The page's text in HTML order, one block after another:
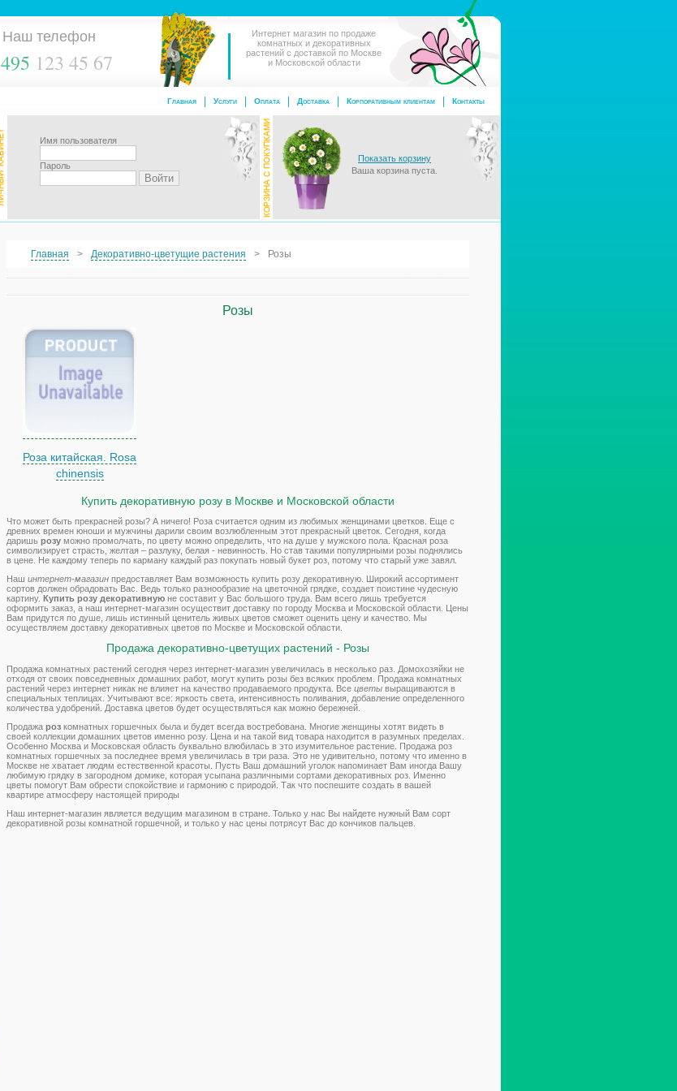
Наш телефон
495 123 45 67
Интернет магазин по продаже
комнатных и декоративных
растений с доставкой по Москве
и Московской области
Контакты
Корпоративным клиентам
Доставка
Оплата
Услуги
Главная
Имя пользователя
Пароль
Показать корзину
Ваша корзина пуста.
Главная Декоративно-цветущие растения Розы
Розы
Роза китайская. Rosa
chinensis
Купить декоративную розу в Москве и Московской области
Что может быть прекрасней розы? А ничего! Роза считается одним из любимых женщинами цветков. Еще с
древних времен юноши и мужчины дарили своим возлюбленным этот прекрасный цветок. Сегодня, когда
даришь розу можно промолчать, по цвету можно определить, что на душе у мужского пола. Красная роза
символизирует страсть, желтая – разлуку, белая - невинность. Но став такими популярными розы поднялись
в цене. Не каждому теперь по карману каждый раз покупать новый букет роз, потому что старый уже завял.
Наш интернет-магазин предоставляет Вам возможность купить розу декоративную. Широкий ассортимент
сортов должен обрадовать Вас. Ведь только разнообразие на цветочной грядке, создает поистине чудесную
картину. Купить розу декоративную не составит у Вас большого труда. Вам всего лишь требуется
оформить заказ, а наш интернет-магазин осуществит доставку по городу Москва и Московской области. Цены
Вам придутся по душе, лишь истинный ценитель живых цветов сможет оценить цену и качество. Мы
осуществляем доставку декоративных цветов по Москве и Московской области.
Продажа декоративно-цветущих растений - Розы
Продажа комнатных растений сегодня через интернет-магазин увеличилась в несколько раз. Домохозяйки не
отходя от своих повседневных домашних работ, могут купить розы без всяких проблем. Продажа комнатных
растений через интернет никак не влияет на качество продаваемого продукта. Все цветы выращиваются в
специальных теплицах. Учитывают все: яркость света, интенсивность поливания, добавление определенного
количества удобрений. Доставка цветов будет осуществляться как можно бережней.
Продажа роз комнатных горшечных была и будет всегда востребована. Многие женщины хотят видеть в
своей коллекции домашних цветов именно розу. Цена и на такой вид товара находится в разумных пределах.
Особенно Москва и Московская область буквально влюбилась в это изумительное растение. Продажа роз
комнатных горшечных за последнее время увеличилась в три раза. Это не удивительно, потому что именно в
Москве не хватает людям естественной красоты. Пусть Ваш домашний уголок напоминает Вам иногда Вашу
любимую грядку в загородном домике, которая усыпана различными сортами декоративных роз. Именно
цветы помогут Вам обрести спокойствие и гармонию с природой. Так что поспешите создать в вашей
квартире атмосферу настоящей природы
Наш интернет-магазин является ведущим магазином в стране. Только у нас Вы найдете нужный Вам сорт
декоративной розы комнатной горшечной, и только у нас цены потрясут Вас до кончиков пальцев.